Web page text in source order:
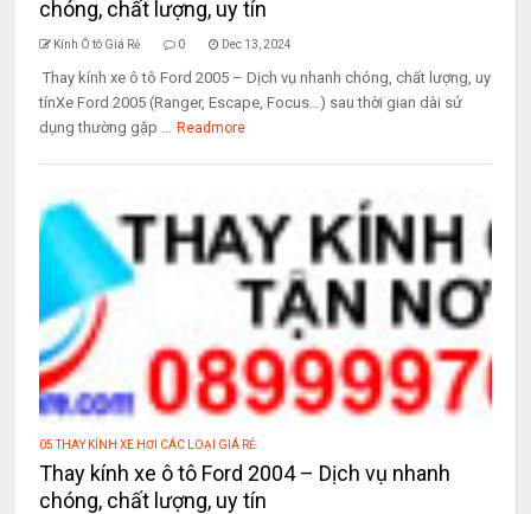
chóng, chất lượng, uy tín
Kính Ô tô Giá Rẻ 0 Dec 13, 2024
Thay kính xe ô tô Ford 2005 – Dịch vụ nhanh chóng, chất lượng, uy
tínXe Ford 2005 (Ranger, Escape, Focus…) sau thời gian dài sử
dụng thường gặp ... Readmore
05 THAY KÍNH XE HƠI CÁC LOẠI GIÁ RẺ
Thay kính xe ô tô Ford 2004 – Dịch vụ nhanh
chóng, chất lượng, uy tín